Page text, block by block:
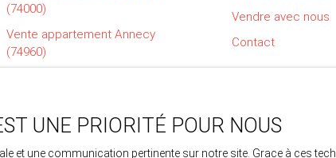
(74000)
Vente appartement Annecy
(74960)
Vente maison Amancy (74800)
Vente maison Sillingy (74330)
Vendre avec nous
Contact
UNE PRIORITÉ POUR NOUS
et une communication pertinente sur notre site. Grace à ces